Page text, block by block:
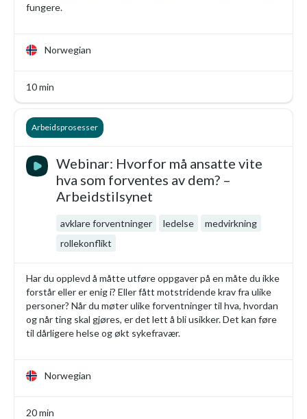
fungere.
Norwegian
10 min
Webinar: Hvorfor må ansatte vite
hva som forventes av dem? –
Arbeidstilsynet
avklare forventninger ledelse
medvirkning
rollekonflikt
Har du opplevd å måtte utføre oppgaver på en måte du ikke
forstår eller er enig i? Eller fått motstridende krav fra ulike
personer? Når du møter ulike forventninger til hva, hvordan
og når ting skal gjøres, er det lett å bli usikker. Det kan føre
til dårligere helse og økt sykefravær.
Norwegian
20 min
Arbeidsprosesser